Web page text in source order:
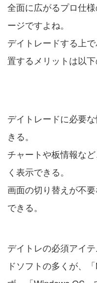
全面に広がるプロ仕
ージですよね。
デイトレードする上
置するメリットは以下
デイトレードに必要
きる。
チャートや板情報な
く表示できる。
画面の切り替えが不
できる。
デイトレの必須アイ
ドソフトの多くが、